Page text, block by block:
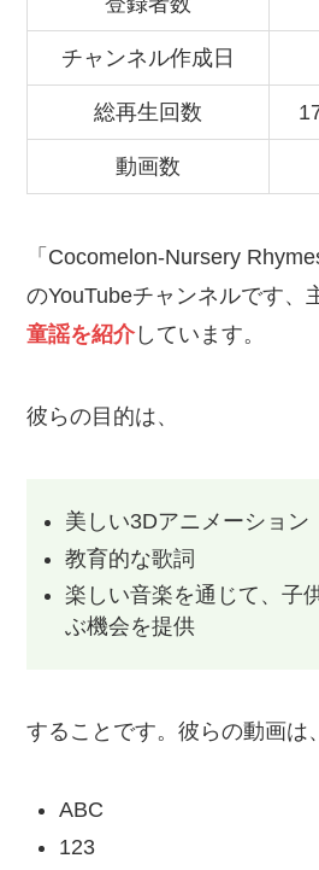
チャンネル作成日
総再生回数
動画数
「Cocomelon-Nursery
のYouTubeチャンネルです、
童謡を紹介しています。
彼らの目的は、
美しい3Dアニメーション
教育的な歌詞
楽しい音楽を通じて、子
ぶ機会を提供
することです。彼らの動画は、
ABC
123